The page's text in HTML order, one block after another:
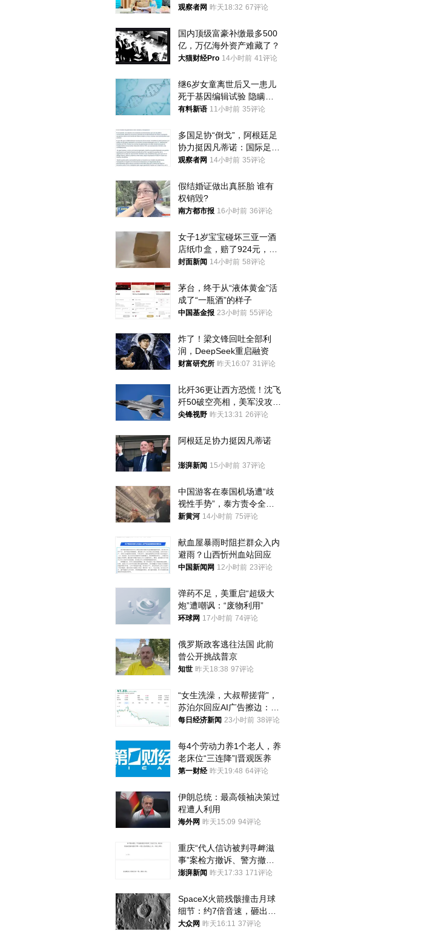
就别看
观察者网 昨天18:32 67评论
国内顶级富豪补缴最多500
亿，万亿海外资产难藏了？
大猫财经Pro 14小时前 41评论
继6岁女童离世后又一患儿
死于基因编辑试验 隐瞒一
年才对外披露
有料新语 11小时前 35评论
多国足协“倒戈”，阿根廷足
协力挺因凡蒂诺：国际足联
今后应继续在其领导下前行
观察者网 14小时前 35评论
假结婚证做出真胚胎 谁有
权销毁?
南方都市报 16小时前 36评论
女子1岁宝宝碰坏三亚一酒
店纸巾盒，赔了924元，发
帖吐槽后酒店退还一半的
封面新闻 14小时前 58评论
茅台，终于从“液体黄金”活
成了“一瓶酒”的样子
中国基金报 23小时前 55评论
炸了！梁文锋回吐全部利
润，DeepSeek重启融资
财富研究所 昨天16:07 31评论
比歼36更让西方恐慌！沈飞
歼50破空亮相，美军没攻克
的技术被拿下
尖锋视野 昨天13:31 26评论
阿根廷足协力挺因凡蒂诺
澎湃新闻 15小时前 37评论
中国游客在泰国机场遭“歧
视性手势”，泰方责令全面
调查，对责任人采取最严厉
新黄河 14小时前 75评论
献血屋暴雨时阻拦群众入内
避雨？山西忻州血站回应
中国新闻网 12小时前 23评论
弹药不足，美重启“超级大
炮”遭嘲讽：“废物利用”
环球网 17小时前 74评论
俄罗斯政客逃往法国 此前
曾公开挑战普京
知世 昨天18:38 97评论
“女生洗澡，大叔帮搓背”，
苏泊尔回应AI广告擦边：视
频全下架，已强化内容管理
每日经济新闻 23小时前 38评论
每4个劳动力养1个老人，养
老床位“三连降”|晋观医养
第一财经 昨天19:48 64评论
伊朗总统：最高领袖决策过
程遭人利用
海外网 昨天15:09 94评论
重庆“代人信访被判寻衅滋
事”案检方撤诉、警方撤
案，两被告人获国赔
澎湃新闻 昨天17:33 171评论
SpaceX火箭残骸撞击月球
细节：约7倍音速，砸出直
径约30米撞击坑
大众网 昨天16:11 37评论